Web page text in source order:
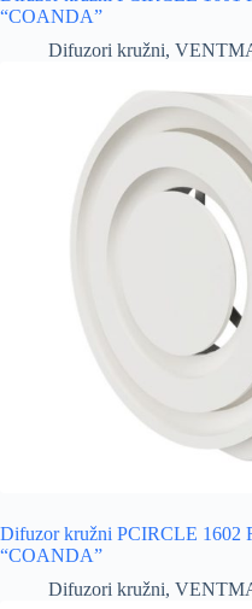
“COANDA”
Difuzori kružni,
Difuzor kružni PCIRCLE 1602
“COANDA”
Difuzori kružni,